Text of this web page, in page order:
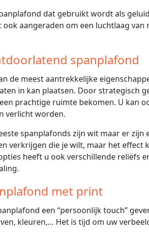
dat gebruikt wordt als
aangeraden om een luchtlaag
spanplafond
de meest aantrekkelijke
in kan plaatsen. Door strategisch
prachtige ruimte bekomen. U kan
verlicht worden.
spanplafonds zijn wit maar er
verkrijgen die je wilt, maar het
heeft u ook verschillende reliëfs
met print
een “persoonlijk touch”
kleuren,… Het is tijd om uw